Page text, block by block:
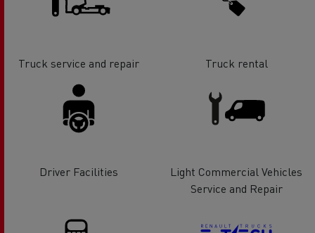
Truck service and repair Truck rental
Driver Facilities
Light Commercial Vehicles
Service and Repair